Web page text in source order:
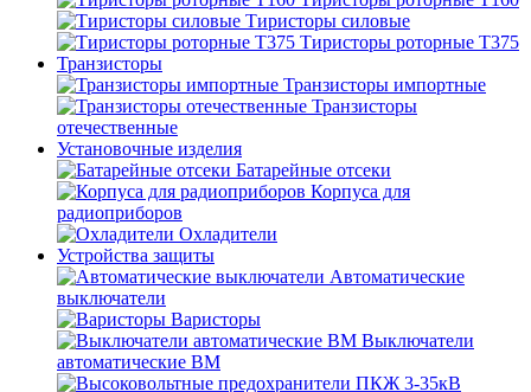
Тиристоры силовые
Тиристоры роторные Т375
Транзисторы
Транзисторы импортные
Транзисторы
отечественные
Установочные изделия
Батарейные отсеки
Корпуса для
радиоприборов
Охладители
Устройства защиты
Автоматические
выключатели
Варисторы
Выключатели
автоматические ВМ